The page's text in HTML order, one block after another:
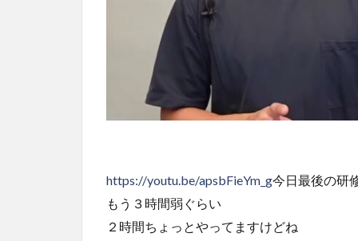
https://youtu.be/apsbFieYm_g今日最後の研
もう３時間弱ぐらい
２時間ちょっとやってますけどね